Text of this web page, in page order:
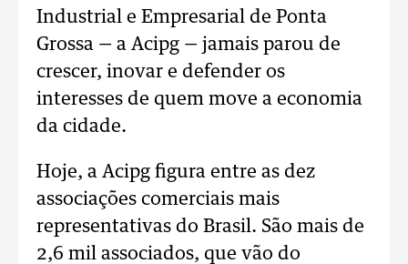
Industrial e Empresarial de Ponta
Grossa — a Acipg — jamais parou de
crescer, inovar e defender os
interesses de quem move a economia
da cidade.
Hoje, a Acipg figura entre as dez
associações comerciais mais
representativas do Brasil. São mais de
2,6 mil associados, que vão do